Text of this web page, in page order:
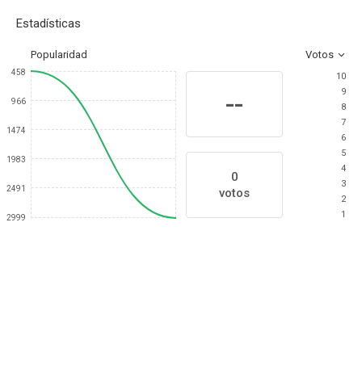
Estadísticas
Popularidad Votos
458
966
1474
1983
2491
2999
--
0
votos
10
9
8
7
6
5
4
3
2
1